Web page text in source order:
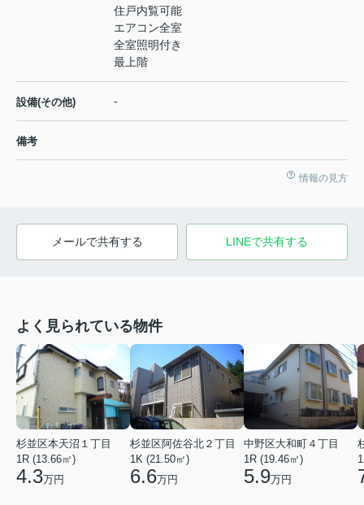
住戸内覧可能
エアコン全室
全室照明付き
最上階
設備(その他) -
備考
情報の見方
メールで共有する LINEで共有する
よく見られている物件
杉並区本天沼１丁目
1R (13.66㎡)
4.3万円
杉並区阿佐谷北２丁目
1K (21.50㎡)
6.6万円
中野区大和町４丁目
1R (19.46㎡)
5.9万円